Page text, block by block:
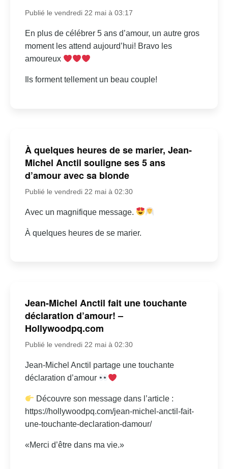
Publié le vendredi 22 mai à 03:17
En plus de célébrer 5 ans d’amour, un autre gros
moment les attend aujourd’hui! Bravo les
amoureux
Ils forment tellement un beau couple!
À quelques heures de se marier, Jean-
Michel Anctil souligne ses 5 ans
d’amour avec sa blonde
Publié le vendredi 22 mai à 02:30
Avec un magnifique message.
À quelques heures de se marier.
Jean-Michel Anctil fait une touchante
déclaration d’amour! –
Hollywoodpq.com
Publié le vendredi 22 mai à 02:30
Jean-Michel Anctil partage une touchante
déclaration d’amour
Découvre son message dans l’article :
https://hollywoodpq.com/jean-michel-anctil-fait-
une-touchante-declaration-damour/
«Merci d’être dans ma vie.»